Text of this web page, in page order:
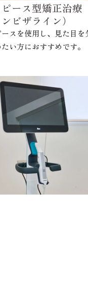
ース型矯正治療
ンビザライン）
スを使用し、見た目を
い方におすすめです。